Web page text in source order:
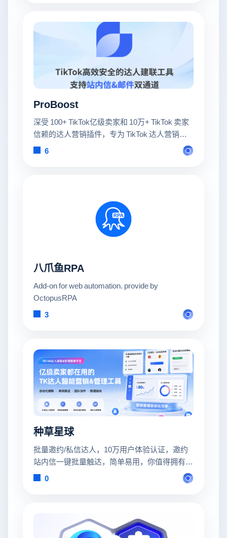
ProBoost
深受 100+ TikTok亿级卖家和 10万+ TikTok 卖家
信赖的达人营销插件，专为 TikTok 达人营销与
履约管理 打造。支持 自动化、批量建联邀约达
人，基于海量达人与带货数据，高效完成合作管
6
八爪鱼RPA
Add-on for web automation. provide by
OctopusRPA
3
种草星球
批量邀约/私信达人，10万用户体验认证，邀约
站内信一键批量触达，简单易用，你值得拥有联
系 0